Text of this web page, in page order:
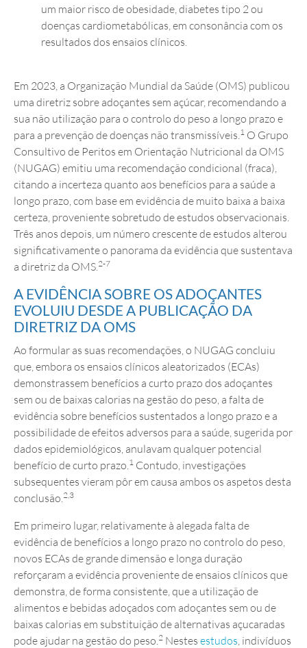
um maior risco de obesidade, diabetes tipo 2 ou
doenças cardiometabólicas, em consonância com os
resultados dos ensaios clínicos.
Em 2023, a Organização Mundial da Saúde (OMS) publicou
uma diretriz sobre adoçantes sem açúcar, recomendando a
sua não utilização para o controlo do peso a longo prazo e
para a prevenção de doenças não transmissíveis. 1 O Grupo
Consultivo de Peritos em Orientação Nutricional da OMS
(NUGAG) emitiu uma recomendação condicional (fraca),
citando a incerteza quanto aos benefícios para a saúde a
longo prazo, com base em evidência de muito baixa a baixa
certeza, proveniente sobretudo de estudos observacionais.
Três anos depois, um número crescente de estudos alterou
significativamente o panorama da evidência que sustentava
a diretriz da OMS. 2-7
A EVIDÊNCIA SOBRE OS ADOÇANTES
EVOLUIU DESDE A PUBLICAÇÃO DA
DIRETRIZ DA OMS
Ao formular as suas recomendações, o NUGAG concluiu
que, embora os ensaios clínicos aleatorizados (ECAs)
demonstrassem benefícios a curto prazo dos adoçantes
sem ou de baixas calorias na gestão do peso, a falta de
evidência sobre benefícios sustentados a longo prazo e a
possibilidade de efeitos adversos para a saúde, sugerida por
dados epidemiológicos, anulavam qualquer potencial
benefício de curto prazo. 1 Contudo, investigações
subsequentes vieram pôr em causa ambos os aspetos desta
conclusão. 2,3
Em primeiro lugar, relativamente à alegada falta de
evidência de benefícios a longo prazo no controlo do peso,
novos ECAs de grande dimensão e longa duração
reforçaram a evidência proveniente de ensaios clínicos que
demonstra, de forma consistente, que a utilização de
alimentos e bebidas adoçados com adoçantes sem ou de
baixas calorias em substituição de alternativas açucaradas
pode ajudar na gestão do peso. 2 Nestes estudos , indivíduos